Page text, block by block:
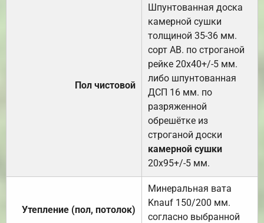
Пол чистовой
Шпунтованная доска
камерной сушки
толщиной 35-36 мм.
сорт АВ. по строганой
рейке 20х40+/-5 мм.
либо шпунтованная
ДСП 16 мм. по
разряженной
обрешётке из
строганой доски
камерной сушки
20х95+/-5 мм.
Утепление (пол, потолок)
Минеральная вата
Knauf 150/200 мм.
согласно выбранной